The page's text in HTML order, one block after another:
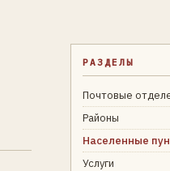
РАЗДЕЛЫ
Почтовые
Районы
Населенные
Услуги